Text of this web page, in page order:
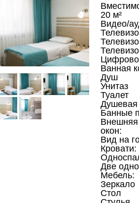
20 м²
Видео/
Ванная
Душ
Унитаз
Туалет
Душевая
Банные
Внешняя
окон:
Вид на
Кровати:
Две
Мебель:
Зеркало
Стол